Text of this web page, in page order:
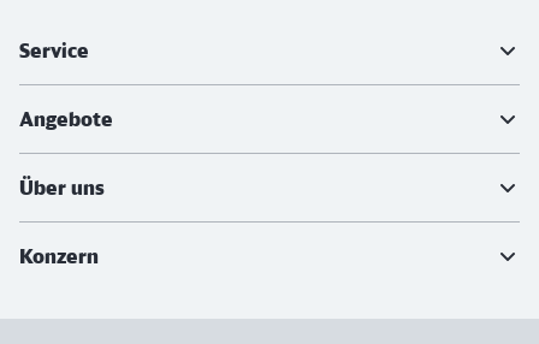
Service
Angebote
Über uns
Konzern